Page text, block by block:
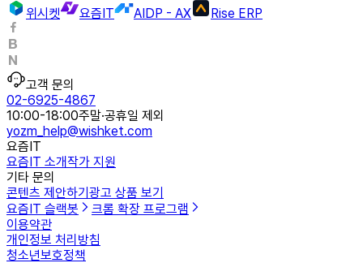
위시켓
요즘IT AIDP - AX Rise ERP
고객 문의
02-6925-4867
10:00-18:00주말·공휴일 제외
yozm_help@wishket.com
요즘IT
요즘IT 소개작가 지원
기타 문의
콘텐츠 제안하기 광고 상품 보기
요즘IT 슬랙봇
크롬 확장 프로그램
이용약관
개인정보 처리방침
청소년보호정책